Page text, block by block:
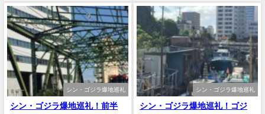
シン・ゴジラ爆地巡礼
シン・ゴジラ爆地巡礼！前半
シン・ゴジラ爆地巡礼
シン・ゴジラ爆地巡礼！ゴジ